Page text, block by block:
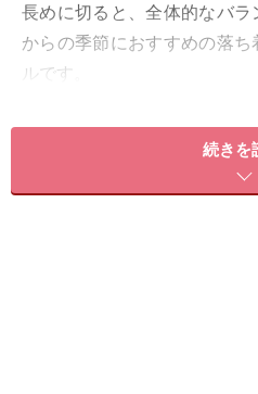
長めに切ると、全体的なバ
からの季節におすすめの落
ルです。
続きを